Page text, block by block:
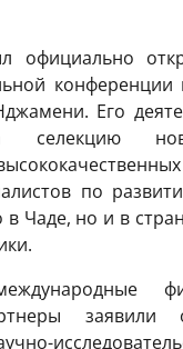
официально
Его
селекцию
по
в Чаде, но и в
заявили